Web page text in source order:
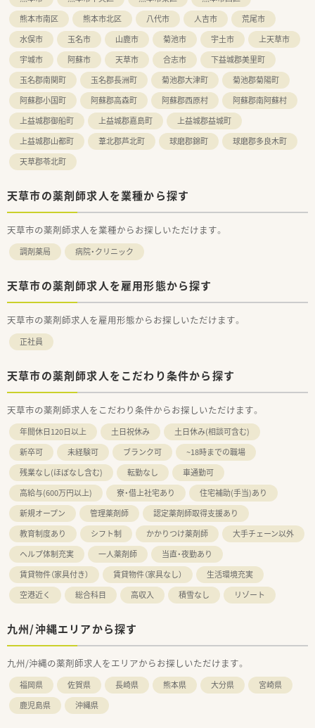
熊本市南区
熊本市北区 八代市 人吉市
荒尾市
水俣市
玉名市 山鹿市 菊池市 宇土市
上天草市
宇城市
阿蘇市 天草市 合志市
下益城郡美里町
玉名郡南関町
玉名郡長洲町 菊池郡大津町
菊池郡菊陽町
阿蘇郡小国町
阿蘇郡高森町 阿蘇郡西原村
阿蘇郡南阿蘇村
上益城郡御船町
上益城郡嘉島町
上益城郡益城町
上益城郡山都町
葦北郡芦北町 球磨郡錦町
球磨郡多良木町
天草郡苓北町
天草市の薬剤師求人を業種から探す
天草市の薬剤師求人を業種からお探しいただけます。
調剤薬局 病院・クリニック
天草市の薬剤師求人を雇用形態から探す
天草市の薬剤師求人を雇用形態からお探しいただけます。
正社員
天草市の薬剤師求人をこだわり条件から探す
天草市の薬剤師求人をこだわり条件からお探しいただけます。
年間休日120日以上 土日祝休み
土日休み(相談可含む)
新卒可
未経験可 ブランク可
~18時までの職場
残業なし(ほぼなし含む)
転勤なし
車通勤可
高給与(600万円以上)
寮・借上社宅あり
住宅補助(手当)あり
新規オープン
管理薬剤師
認定薬剤師取得支援あり
教育制度あり
シフト制 かかりつけ薬剤師
大手チェーン以外
ヘルプ体制充実
一人薬剤師
当直・夜勤あり
賃貸物件（家具付き）
賃貸物件（家具なし）
生活環境充実
空港近く
総合科目 高収入 積雪なし リゾート
九州/沖縄エリアから探す
九州/沖縄の薬剤師求人をエリアからお探しいただけます。
福岡県 佐賀県 長崎県 熊本県 大分県
宮崎県
鹿児島県
沖縄県